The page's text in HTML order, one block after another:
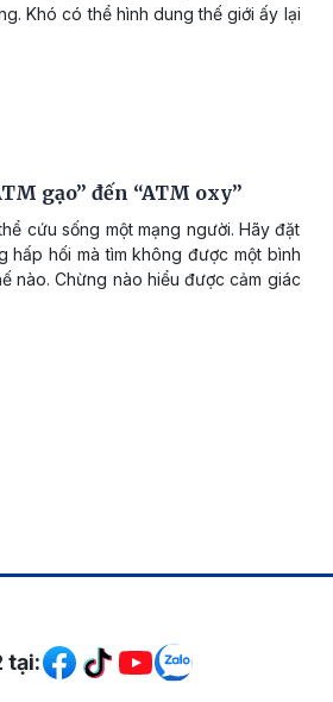
Khó có thể hình dung thế giới ấy lại
gạo” đến “ATM oxy”
cứu sống một mạng người. Hãy đặt
hấp hối mà tìm không được một bình
nào. Chừng nào hiểu được cảm giác
hội
tại: